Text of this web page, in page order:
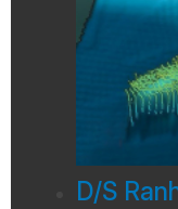
D/S